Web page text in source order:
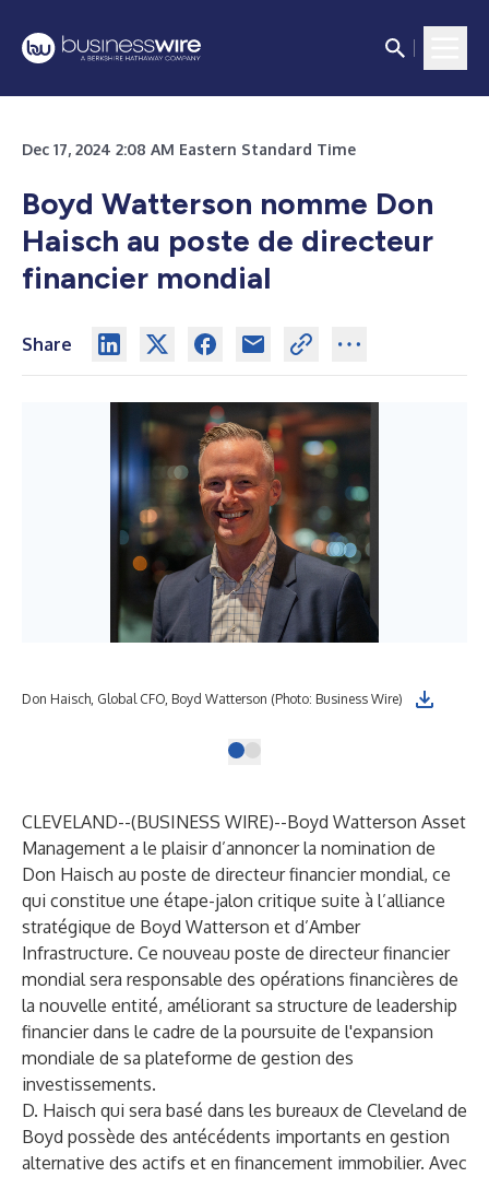
Dec 17, 2024 2:08 AM Eastern Standard Time
Boyd Watterson nomme Don
Haisch au poste de directeur
financier mondial
Share
Don Haisch, Global CFO, Boyd Watterson (Photo: Business Wire)
CLEVELAND--(BUSINESS WIRE)--Boyd Watterson Asset
Management a le plaisir d’annoncer la nomination de
Don Haisch au poste de directeur financier mondial, ce
qui constitue une étape-jalon critique suite à l’alliance
stratégique de Boyd Watterson et d’Amber
Infrastructure. Ce nouveau poste de directeur financier
mondial sera responsable des opérations financières de
la nouvelle entité, améliorant sa structure de leadership
financier dans le cadre de la poursuite de l'expansion
mondiale de sa plateforme de gestion des
investissements.
D. Haisch qui sera basé dans les bureaux de Cleveland de
Boyd possède des antécédents importants en gestion
alternative des actifs et en financement immobilier. Avec